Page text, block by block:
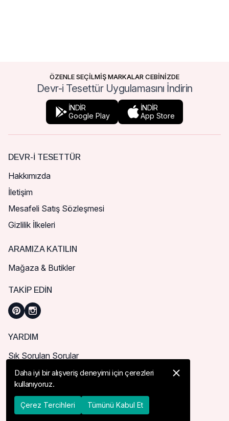
ÖZENLE SEÇİLMİŞ MARKALAR CEBİNİZDE
Devr-i Tesettür Uygulamasını İndirin
İNDİR
Google Play
İNDİR
App Store
DEVR-I TESETTÜR
Hakkımızda
İletişim
Mesafeli Satış Sözleşmesi
Gizlilik İlkeleri
ARAMIZA KATILIN
Mağaza & Butikler
TAKIP EDIN
YARDIM
Sık Sorulan Sorular
Nasıl Sipariş Verebilirim?
Kargo ve Teslimat
İade, İptal ve Değişim
Daha iyi bir alışveriş deneyimi için çerezleri
kullanıyoruz.
Çerez Tercihleri Tümünü Kabul Et